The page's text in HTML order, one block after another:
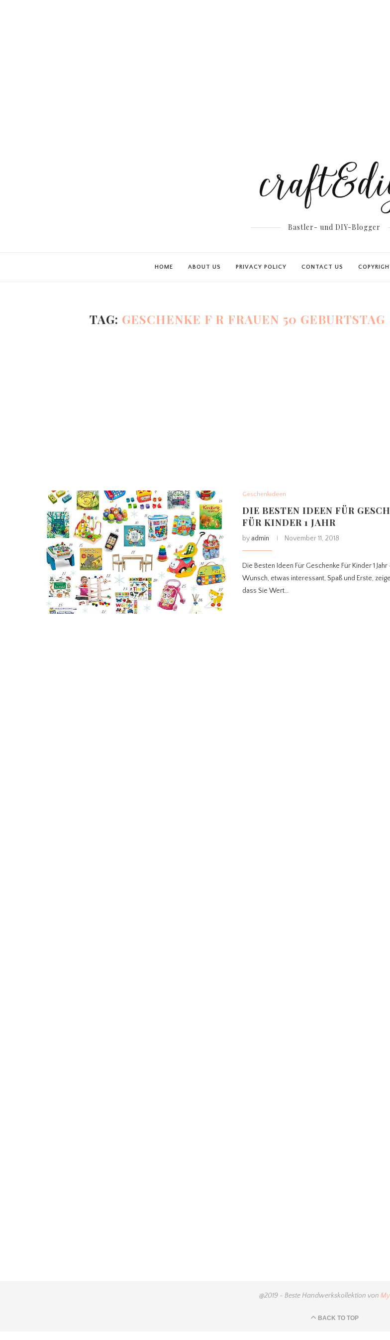
Bastler- und DIY-Blogger
HOME ABOUT US PRIVACY POLICY CONTACT US
TAG: GESCHENKE F R FRAUEN 50 GEBURTSTAG
Geschenkideen
DIE BESTEN IDEEN FÜR
FÜR KINDER 1 JAHR
by admin November 11, 2018
Die Besten Ideen Für Geschenke Für Kinder 1 Jahr
Wunsch, etwas interessant, Spaß und Erste,
dass Sie Wert…
@2019 - Beste Handwerkskollektion von
BACK TO TOP